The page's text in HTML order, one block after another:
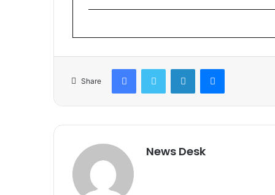
Share
News Desk